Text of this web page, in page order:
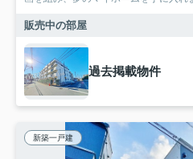
販売中の部屋
過去掲載物件
新築一戸建